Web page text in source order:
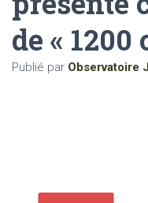
de «
Publié par Observatoire